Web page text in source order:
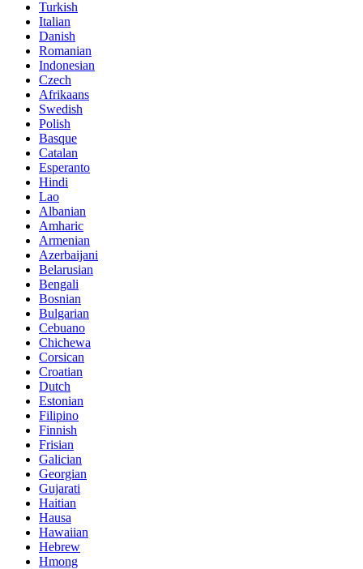
Turkish
Italian
Danish
Romanian
Indonesian
Czech
Afrikaans
Swedish
Polish
Basque
Catalan
Esperanto
Hindi
Lao
Albanian
Amharic
Armenian
Azerbaijani
Belarusian
Bengali
Bosnian
Bulgarian
Cebuano
Chichewa
Corsican
Croatian
Dutch
Estonian
Filipino
Finnish
Frisian
Galician
Georgian
Gujarati
Haitian
Hausa
Hawaiian
Hebrew
Hmong